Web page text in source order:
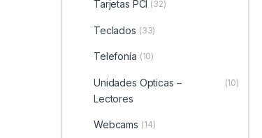
Tarjetas PCI (32)
Teclados (33)
Telefonía (10)
Unidades Opticas –
Lectores
(10)
Webcams (14)